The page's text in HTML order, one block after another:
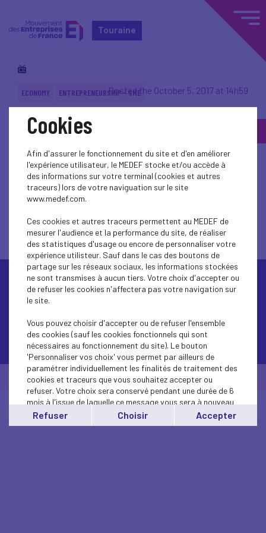
Touraine
ECONOMY ENTREPRENEURSHIP - SMEPosted the October 5, 2017 at 14h59
Back to topic
Contactez-nous
© Medef Touraine 2026 - Mentions légales
Cookies
Afin d'assurer le fonctionnement du site et d'en améliorer
l'expérience utilisateur, le MEDEF stocke et/ou accède à
des informations sur votre terminal (cookies et autres
traceurs) lors de votre naviguation sur le site
www.medef.com.
Ces cookies et autres traceurs permettent au MEDEF de
mesurer l'audience et la performance du site, de réaliser
des statistiques d'usage ou encore de personnaliser votre
expérience utilisteur. Sauf dans le cas des boutons de
partage sur les réseaux sociaux, les informations stockées
ne sont transmises à aucun tiers. Votre choix d'accepter ou
de refuser les cookies n'affectera pas votre navigation sur
le site.
Vous pouvez choisir d'accepter ou de refuser l'ensemble
des cookies (sauf les cookies fonctionnels qui sont
nécessaires au fonctionnement du site). Le bouton
'Personnaliser vos choix' vous permet par ailleurs de
paramétrer individuellement les finalités de traitement des
cookies et traceurs que vous souhaitez accepter ou
refuser. Votre choix sera conservé pendant une durée de 6
mois à l'issue de laquelle ce message vous sera à nouveau
affiché..
Vous pouvez modifier votre choix à tout moment en
Refuser Choisir Accepter